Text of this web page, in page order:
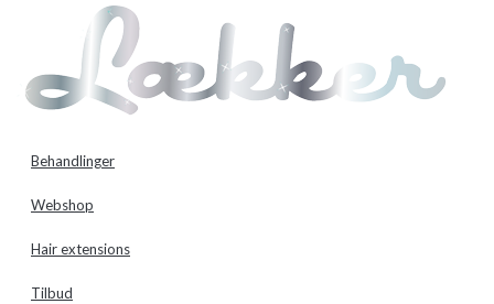
Behandlinger
Webshop
Hair extensions
Tilbud